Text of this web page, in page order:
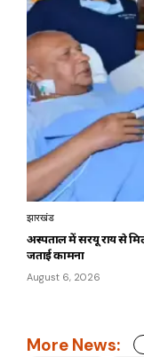
झारखंड
अस्पताल में सरयू राय से मिले
जताई कामना
August 6, 2026
More News: